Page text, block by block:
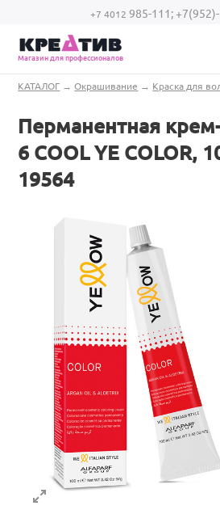
Перейти к основному содержанию
+7 4012 985-111;
Магазин для профессионалов
Вы здесь
КАТАЛОГ →Окрашивание → Краска для
Перманентная
6 COOL YE COLOR,
19564